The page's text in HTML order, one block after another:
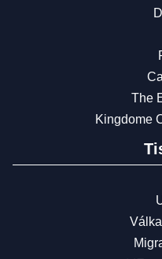
The
Kingdome